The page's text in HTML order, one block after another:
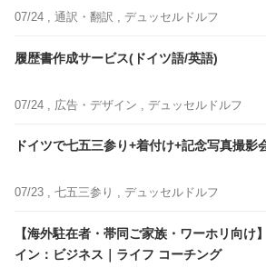
07/24 , 通訳・翻訳 , デュッセルドルフ
履歴書作成サービス(ドイツ語/英語)
07/24 , 広告・デザイン , デュッセルドルフ
ドイツで七五三参り+着付け+記念写真撮影
07/23 , 七五三参り , デュッセルドルフ
【海外駐在者・帯同ご家族・ワーホリ向け
イン：ビジネス｜ライフ コーチング